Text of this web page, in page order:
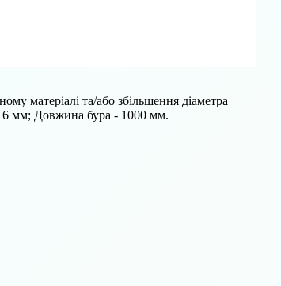
матеріалі та/або збільшення діаметра
16 мм; Довжина бура - 1000 мм.